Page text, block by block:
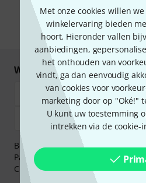
Met onze cookies willen
winkelervaring bieden
hoort. Hieronder vallen
aanbiedingen,
het onthouden van
vindt, ga dan eenvoudig
van cookies voor
marketing door op "Oké!"
U kunt uw toestemming
intrekken via de cookie-
*
Winkel en betaal veilig
Betaalt u veilig en vertrouwd met
PayPal, iDEAL,
Klarna Betaal Nu,
Creditcard.